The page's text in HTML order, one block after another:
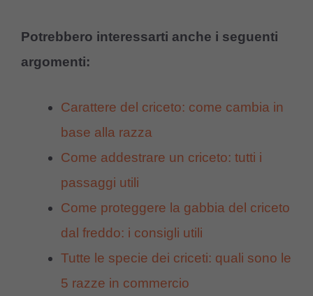
Potrebbero interessarti anche i seguenti
argomenti:
Carattere del criceto: come cambia in
base alla razza
Come addestrare un criceto: tutti i
passaggi utili
Come proteggere la gabbia del criceto
dal freddo: i consigli utili
Tutte le specie dei criceti: quali sono le
5 razze in commercio